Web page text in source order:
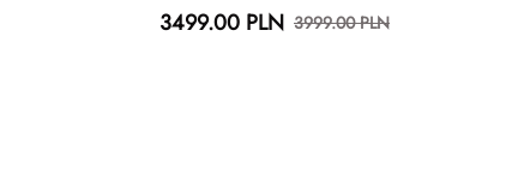
3499.00 PLN 3999.00 PLN